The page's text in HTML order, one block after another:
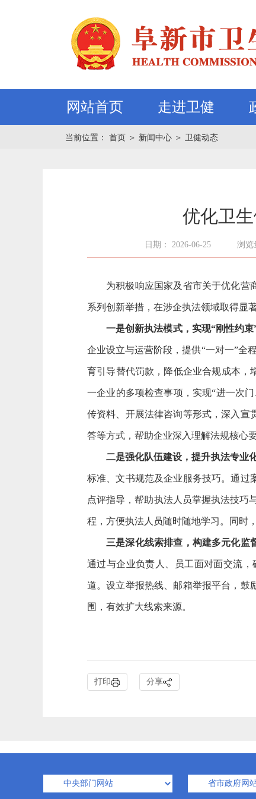
网站首页 走进卫健
当前位置： 首页 ＞ 新闻中心 ＞ 卫健动态
优化卫
日期： 2026-06-25 浏览
为积极响应国家及省市关于优化营
系列创新举措，在涉企执法领域取得显
一是创新执法模式，实现“刚性约
企业设立与运营阶段，提供“一对一”全
育引导替代罚款，降低企业合规成本，
一企业的多项检查事项，实现“进一次
传资料、开展法律咨询等形式，深入宣
答等方式，帮助企业深入理解法规核心
二是强化队伍建设，提升执法专业
标准、文书规范及企业服务技巧。通过
点评指导，帮助执法人员掌握执法技巧
程，方便执法人员随时随地学习。同时
三是深化线索排查，构建多元化监
通过与企业负责人、员工面对面交流
道。设立举报热线、邮箱举报平台，鼓
围，有效扩大线索来源。
打印 分享